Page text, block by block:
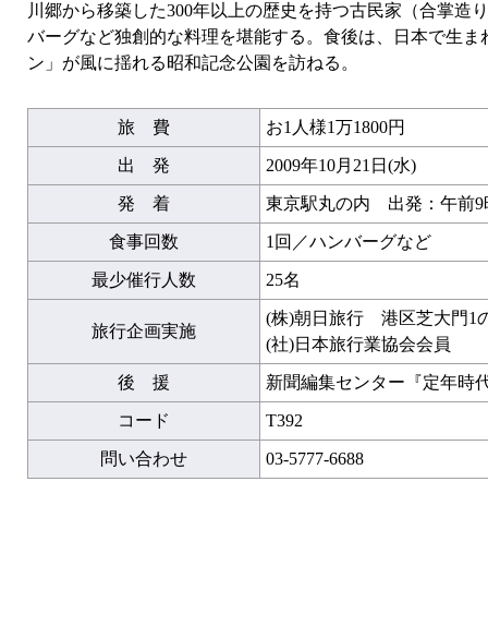
川郷から移築した300年以上の歴史を持つ古民家（合掌造
バーグなど独創的な料理を堪能する。食後は、日本で生
ン」が風に揺れる昭和記念公園を訪ねる。
旅 費 お1人様1万1800円
出 発 2009年10月21日(水)
発 着 東京駅丸の内 出発：午前9
食事回数 1回／ハンバーグなど
最少催行人数 25名
旅行企画実施
(株)朝日旅行 港区芝大門1
(社)日本旅行業協会会員
後 援 新聞編集センター『定年時
コード T392
問い合わせ 03-5777-6688